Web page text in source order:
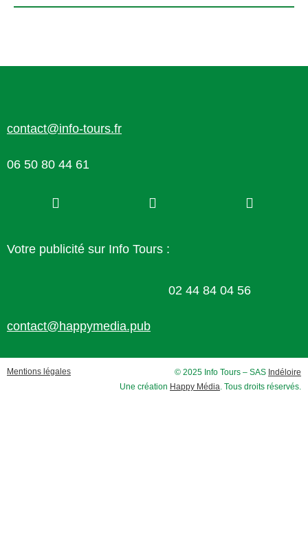
contact@info-tours.fr
06 50 80 44 61
Votre publicité sur Info Tours :
02 44 84 04 56
contact@happymedia.pub
Mentions légales © 2025 Info Tours – SAS Indéloire
Une création Happy Média . Tous droits réservés.